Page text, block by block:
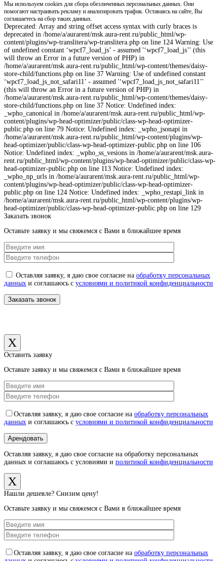
Мы используем cookies для сбора обезличенных персональных данных. Они
помогают настраивать рекламу и анализировать трафик. Оставаясь на сайте, Вы
соглашаетесь на сбор таких данных.
Deprecated: Array and string offset access syntax with curly braces is
deprecated in /home/a/aurarent/msk.aura-rent.ru/public_html/wp-
content/plugins/wp-translitera/wp-translitera.php on line 124 Warning: Use
of undefined constant ‘wpcf7_load_js’ - assumed '‘wpcf7_load_js’' (this
will throw an Error in a future version of PHP) in
/home/a/aurarent/msk.aura-rent.ru/public_html/wp-content/themes/daisy-
store-child/functions.php on line 37 Warning: Use of undefined constant
‘wpcf7_load_js_not_safari11’ - assumed '‘wpcf7_load_js_not_safari11’'
(this will throw an Error in a future version of PHP) in
/home/a/aurarent/msk.aura-rent.ru/public_html/wp-content/themes/daisy-
store-child/functions.php on line 37 Notice: Undefined index:
_wpho_canonical in /home/a/aurarent/msk.aura-rent.ru/public_html/wp-
content/plugins/wp-head-optimizer/public/class-wp-head-optimizer-
public.php on line 79 Notice: Undefined index: _wpho_jsonapi in
/home/a/aurarent/msk.aura-rent.ru/public_html/wp-content/plugins/wp-
head-optimizer/public/class-wp-head-optimizer-public.php on line 106
Notice: Undefined index: _wpho_ss_vesions in /home/a/aurarent/msk.aura-
rent.ru/public_html/wp-content/plugins/wp-head-optimizer/public/class-wp-
head-optimizer-public.php on line 113 Notice: Undefined index:
_wpho_np_urls in /home/a/aurarent/msk.aura-rent.ru/public_html/wp-
content/plugins/wp-head-optimizer/public/class-wp-head-optimizer-
public.php on line 124 Notice: Undefined index: _wpho_restapi_link in
/home/a/aurarent/msk.aura-rent.ru/public_html/wp-content/plugins/wp-
head-optimizer/public/class-wp-head-optimizer-public.php on line 129
Заказать звонок
Оставьте заявку и мы свяжемся с Вами в ближайшее время
Оставляя заявку, я даю свое согласие на обработку персональных
данных и соглашаюсь с условиями и политикой конфиденциальности
X
Оставить заявку
Оставьте заявку и мы свяжемся с Вами в ближайшее время
Оставляя заявку, я даю свое согласие на обработку персональных
данных и соглашаюсь с условиями и политикой конфиденциальности
Оставляя заявку, я даю свое согласие на обработку персональных
данных и соглашаюсь с условиями и политикой конфиденциальности
X
Нашли дешевле? Снизим цену!
Оставьте заявку и мы свяжемся с Вами в ближайшее время
Оставляя заявку, я даю свое согласие на обработку персональных